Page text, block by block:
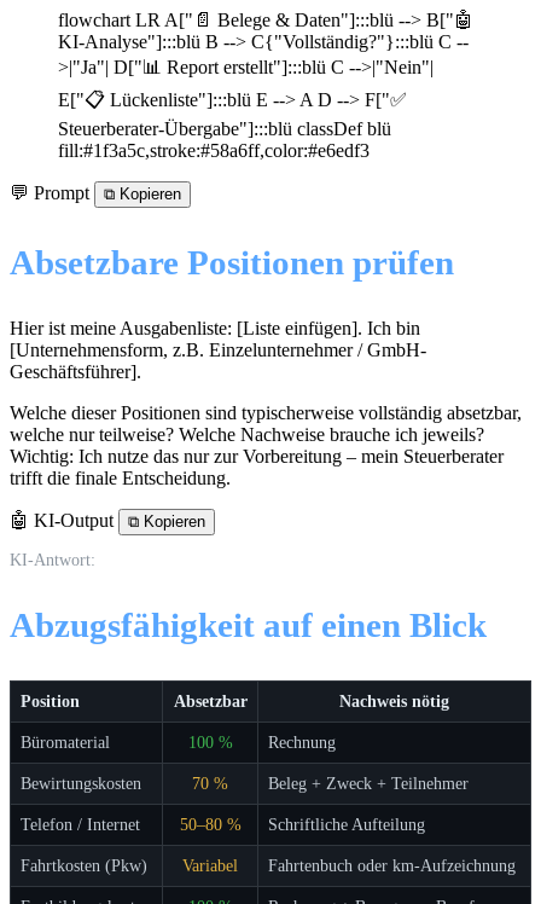
flowchart LR A["📄 Belege & Daten"]:::blü --> B["🤖
KI-Analyse"]:::blü B --> C{"Vollständig?"}:::blü C --
>|"Ja"| D["📊 Report erstellt"]:::blü C -->|"Nein"|
E["📋 Lückenliste"]:::blü E --> A D --> F["✅
Steuerberater-Übergabe"]:::blü classDef blü
fill:#1f3a5c,stroke:#58a6ff,color:#e6edf3
💬 Prompt ⧉ Kopieren
Absetzbare Positionen prüfen
Hier ist meine Ausgabenliste: [Liste einfügen]. Ich bin
[Unternehmensform, z.B. Einzelunternehmer / GmbH-
Geschäftsführer].
Welche dieser Positionen sind typischerweise vollständig absetzbar,
welche nur teilweise? Welche Nachweise brauche ich jeweils?
Wichtig: Ich nutze das nur zur Vorbereitung – mein Steuerberater
trifft die finale Entscheidung.
🤖 KI-Output ⧉ Kopieren
KI-Antwort:
Abzugsfähigkeit auf einen Blick
Position Absetzbar Nachweis nötig
Büromaterial 100 % Rechnung
Bewirtungskosten 70 % Beleg + Zweck + Teilnehmer
Telefon / Internet 50–80 % Schriftliche Aufteilung
Fahrtkosten (Pkw) Variabel Fahrtenbuch oder km-Aufzeichnung